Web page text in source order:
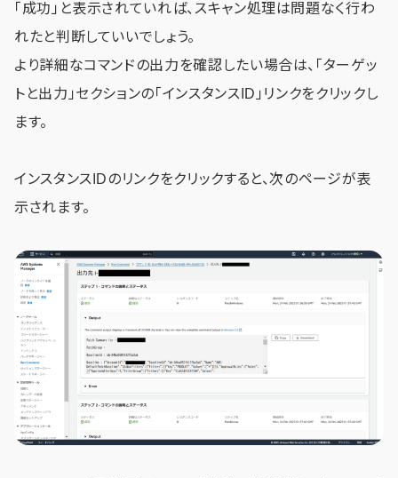
「成功」と表示されていれば、スキャン処理は問題なく行わ
れたと判断していいでしょう。
より詳細なコマンドの出力を確認したい場合は、「ターゲッ
トと出力」セクションの「インスタンスID」リンクをクリックし
ます。
インスタンスIDのリンクをクリックすると、次のページが表
示されます。